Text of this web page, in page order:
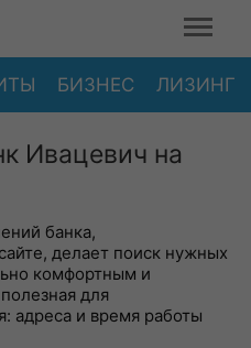
БИЗНЕС ЛИЗИНГ
Ивацевич на
банка,
делает поиск нужных
комфортным и
для
адреса и время работы